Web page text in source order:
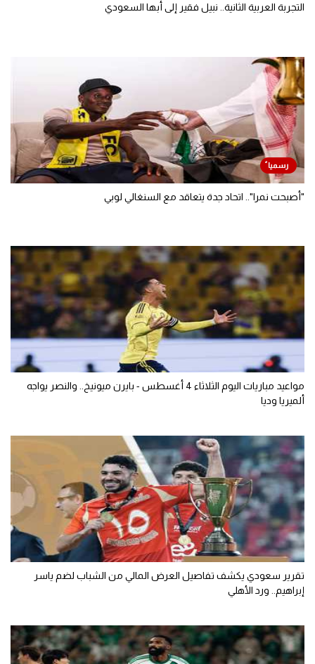
التجربة العربية الثانية.. نبيل فقير إلى أبها السعودي
"أصبحت نمرا".. اتحاد جدة يتعاقد مع السنغالي لوبي
مواعيد مباريات اليوم الثلاثاء 4 أغسطس - بايرن ميونيخ.. والنصر يواجه
ألميريا وديا
تقرير سعودي يكشف تفاصيل العرض المالي من الشباب لضم ياسر
إبراهيم.. ورد الأهلي